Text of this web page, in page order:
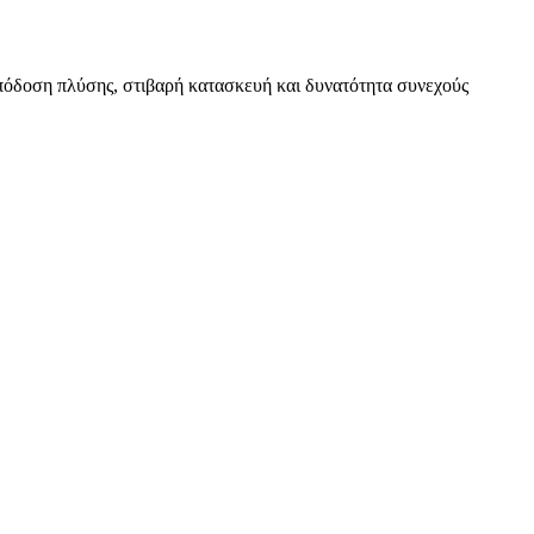
πλύσης, στιβαρή κατασκευή και δυνατότητα συνεχούς